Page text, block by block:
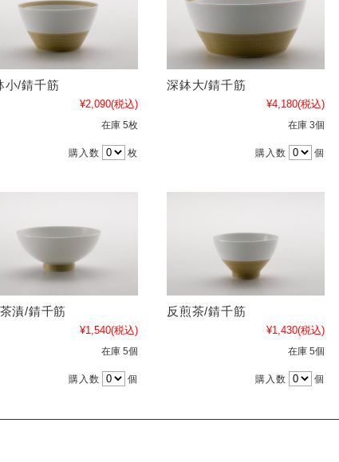
小/錆千筋
¥2,090(税込)
在庫 5枚
購入数 枚
深鉢大/錆千筋
¥4,180(税込)
在庫 3個
購入数 個
漬/錆千筋
¥1,540(税込)
在庫 5個
購入数 個
反煎茶/錆千筋
¥1,430(税込)
在庫 5個
購入数 個